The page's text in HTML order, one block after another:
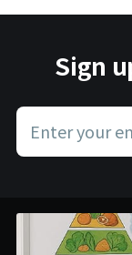
Sign
Enter your